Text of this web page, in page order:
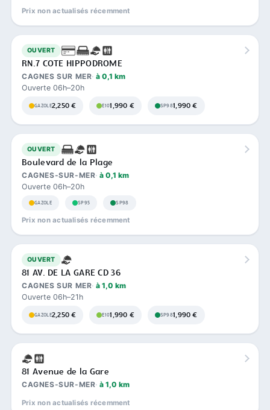
Prix non actualisés récemment
OUVERT
RN.7 COTE HIPPODROME
CAGNES SUR MER à 0,1 km
Ouverte 06h–20h
GAZOLE2,250 € E101,990 € SP981,990 €
OUVERT
Boulevard de la Plage
CAGNES-SUR-MER à 0,1 km
Ouverte 06h–20h
GAZOLE SP95 SP98
Prix non actualisés récemment
OUVERT
81 AV. DE LA GARE CD 36
CAGNES SUR MER à 1,0 km
Ouverte 06h–21h
GAZOLE2,250 € E101,990 € SP981,990 €
81 Avenue de la Gare
CAGNES-SUR-MER à 1,0 km
Prix non actualisés récemment